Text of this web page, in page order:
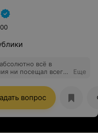
всё в
ни посещал всегда
Еще
вопрос